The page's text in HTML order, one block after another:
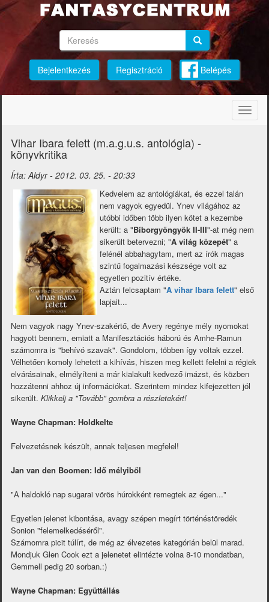
Ugrás
tartalomra
Keresés Keresés
Bejelentkezés Regisztráció Belépés
Vihar Ibara felett (m.a.g.u.s. antológia) -
könyvkritika
Írta:Aldyr- 2012. 03. 25. - 20:33
Kedvelem az antológiákat, és ezzel talán
nem vagyok egyedül. Ynev világához az
utóbbi időben több ilyen kötet a kezembe
került: a "Bíborgyöngyök II-III"-at még nem
sikerült betervezni; "A világ közepét" a
felénél abbahagytam, mert az írók magas
szintű fogalmazási készsége volt az
egyetlen pozitív értéke.
Aztán felcsaptam "A vihar Ibara felett" első
lapjait...
Nem vagyok nagy Ynev-szakértő, de Avery regénye mély nyomokat
hagyott bennem, emiatt a Manifesztációs háború és Amhe-Ramun
számomra is "behívó szavak". Gondolom, többen így voltak ezzel.
Vélhetően komoly lehetett a kihívás, hiszen meg kellett felelni a régiek
elvárásainak, elmélyíteni a már kialakult kedvező imázst, és közben
hozzátenni ahhoz új információkat. Szerintem mindez kifejezetten jól
sikerült. Klikkelj a "Tovább" gombra a részletekért!
Wayne Chapman: Holdkelte
Felvezetésnek készült, annak teljesen megfelel!
Jan van den Boomen: Idő mélyiből
"A haldokló nap sugarai vörös húrokként remegtek az égen..."
Egyetlen jelenet kibontása, avagy szépen megírt történéstöredék
Sonion "felemelkedéséről".
Számomra picit túlírt, de még az élvezetes kategórián belül marad.
Mondjuk Glen Cook ezt a jelenetet elintézte volna 8-10 mondatban,
Gemmell pedig 20 sorban.:)
Wayne Chapman: Együttállás